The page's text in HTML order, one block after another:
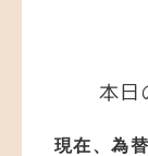
本日
現在、為